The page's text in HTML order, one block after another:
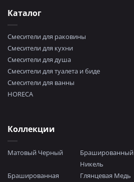
Каталог
Смесители для раковины
Смесители для кухни
Смесители для душа
Смесители для туалета и биде
Смесители для ванны
HORECA
Коллекции
Матовый Черный
Брашированный
Никель
Брашированная
Глянцевая Медь